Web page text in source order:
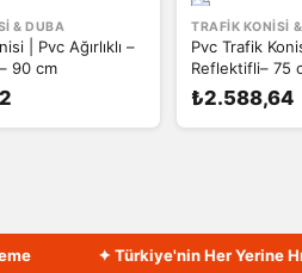
& DUBA
| Pvc Ağırlıklı –
90 cm
TRAFIK KONISI
Pvc Trafik
Reflektifli– 75
₺2.588,64
✦ Türkiye'nin Her Yerine